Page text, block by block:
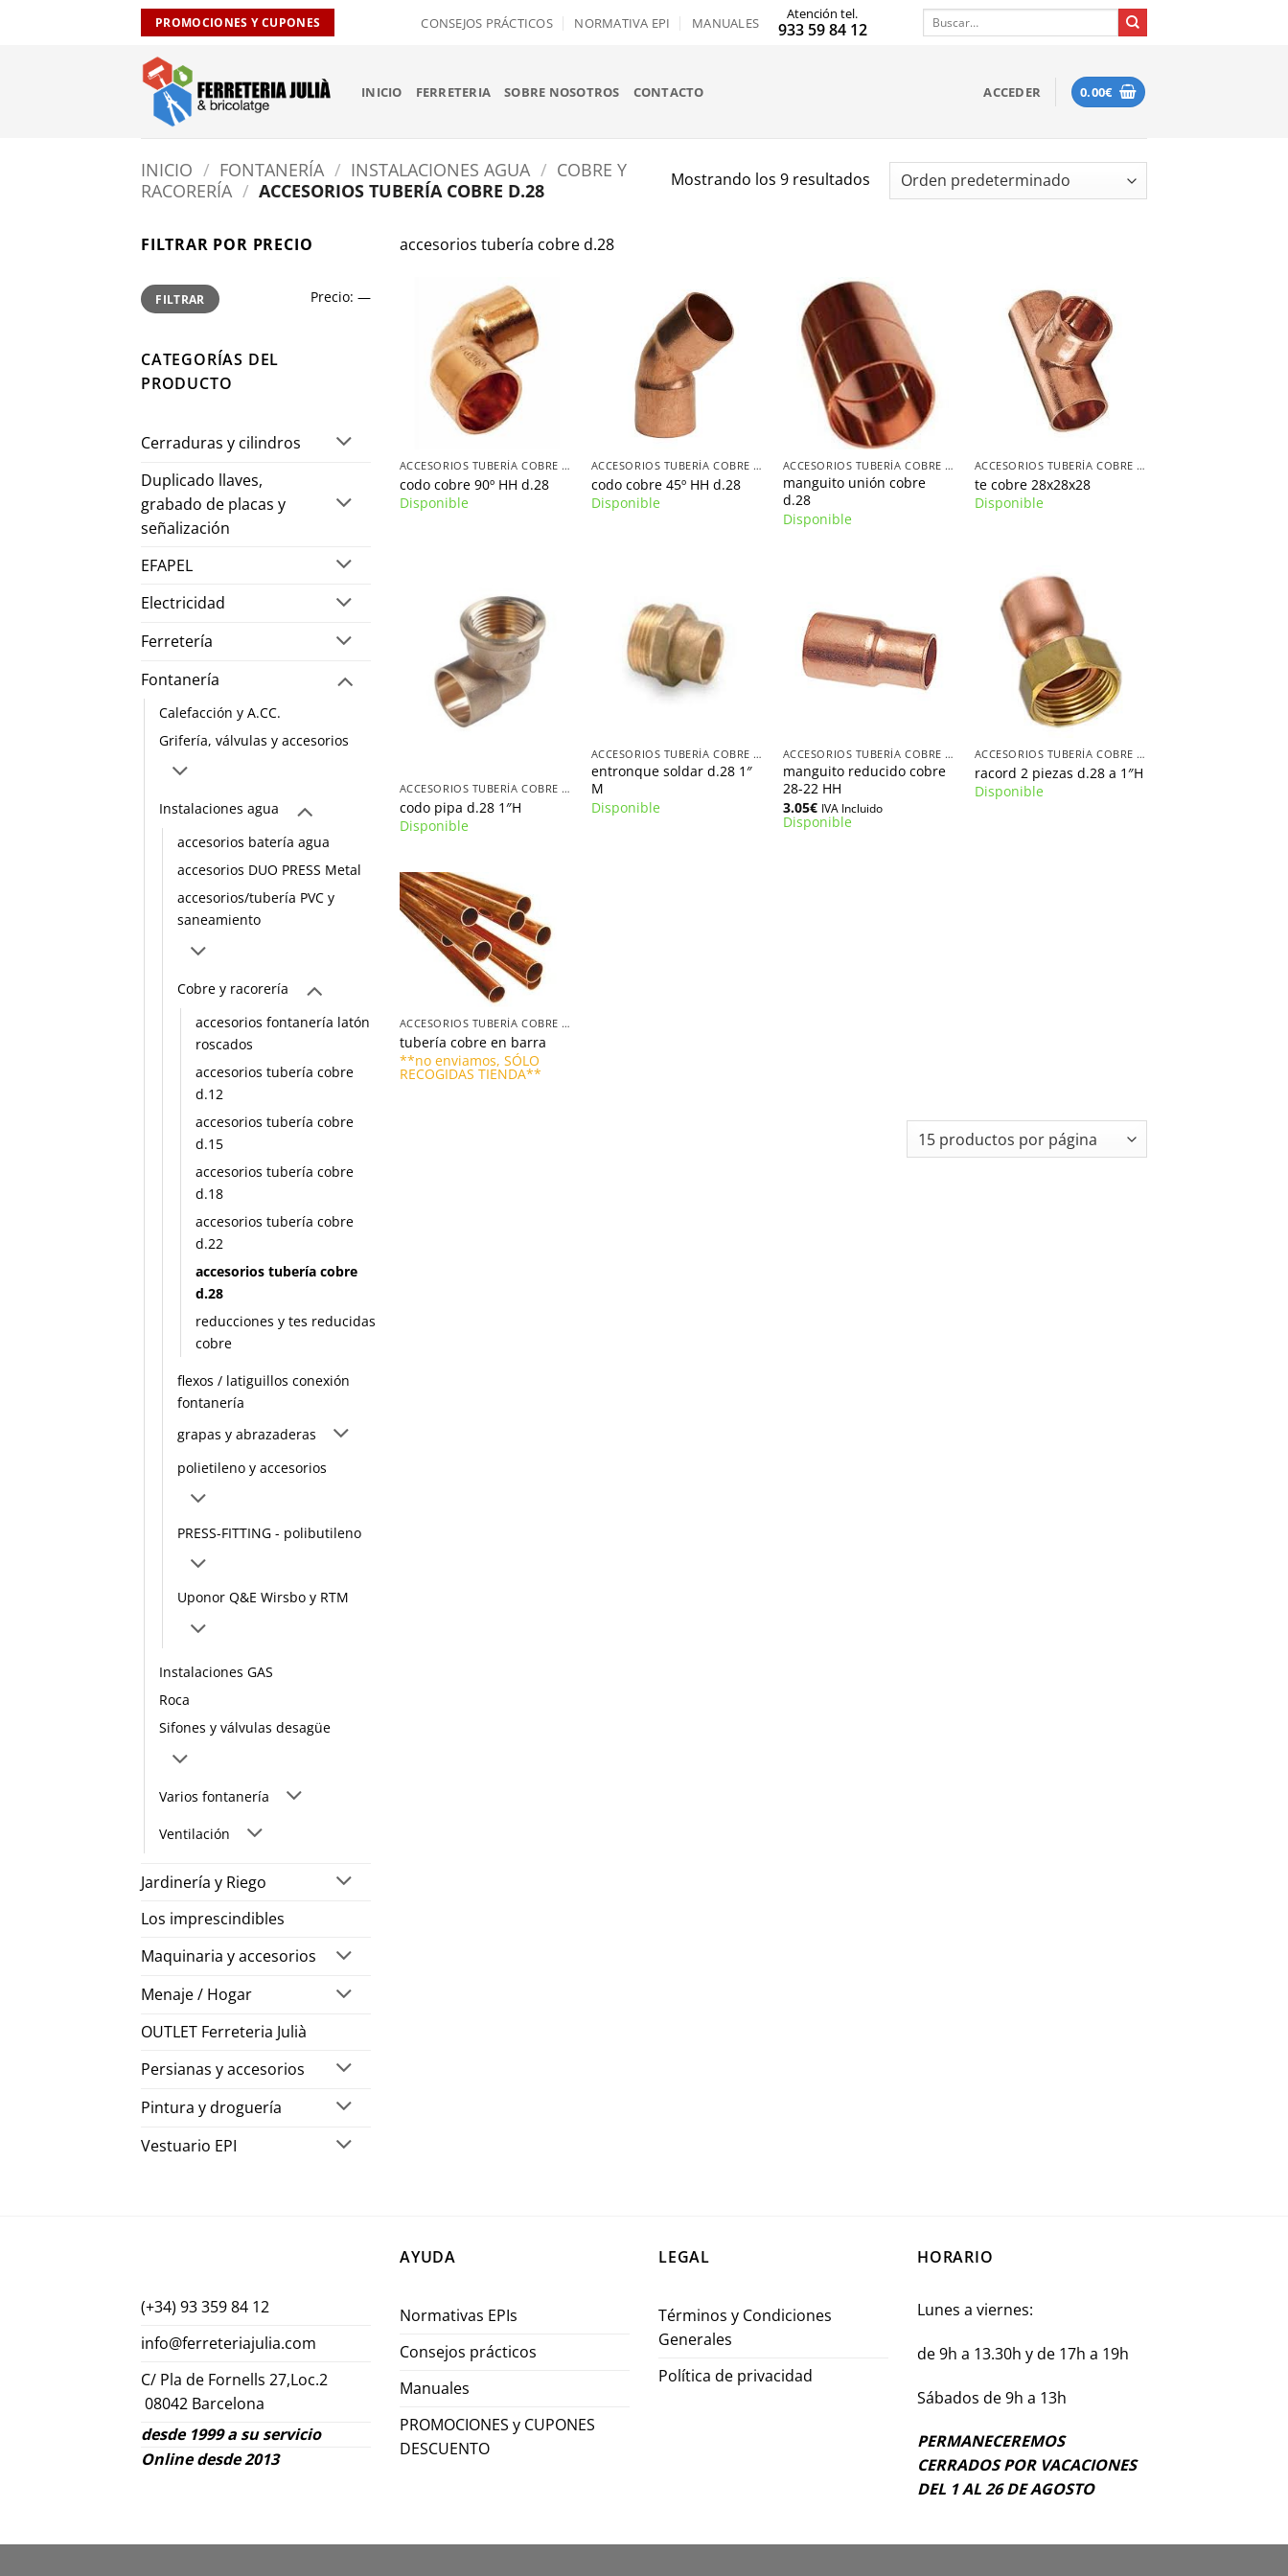
PROMOCIONES Y CUPONES CONSEJOS PRÁCTICOS NORMATIVA EPI MANUALES
Atención tel.
933 59 84 12
Buscar
INICIO FERRETERIA SOBRE NOSOTROS CONTACTO ACCEDER 0.00€
INICIO / FONTANERÍA / INSTALACIONES AGUA / COBRE Y
RACORERÍA / ACCESORIOS TUBERÍA COBRE D.28 Mostrando los 9 resultados
FILTRAR POR PRECIO
Precio
mínimo
Precio
máximo
FILTRAR Precio: —
CATEGORÍAS DEL
PRODUCTO
Cerraduras y cilindros
Duplicado llaves,
grabado de placas y
señalización
EFAPEL
Electricidad
Ferretería
Fontanería
Calefacción y A.CC.
Grifería, válvulas y accesorios
Instalaciones agua
accesorios batería agua
accesorios DUO PRESS Metal
accesorios/tubería PVC y
saneamiento
Cobre y racorería
accesorios fontanería latón
roscados
accesorios tubería cobre
d.12
accesorios tubería cobre
d.15
accesorios tubería cobre
d.18
accesorios tubería cobre
d.22
accesorios tubería cobre
d.28
reducciones y tes reducidas
cobre
flexos / latiguillos conexión
fontanería
grapas y abrazaderas
polietileno y accesorios
PRESS-FITTING - polibutileno
Uponor Q&E Wirsbo y RTM
Instalaciones GAS
Roca
Sifones y válvulas desagüe
Varios fontanería
Ventilación
Jardinería y Riego
Los imprescindibles
Maquinaria y accesorios
Menaje / Hogar
OUTLET Ferreteria Julià
Persianas y accesorios
Pintura y droguería
Vestuario EPI
accesorios tubería cobre d.28
ACCESORIOS TUBERÍA COBRE D.28
codo cobre 90º HH d.28
Disponible
ACCESORIOS TUBERÍA COBRE D.28
codo cobre 45º HH d.28
Disponible
ACCESORIOS TUBERÍA COBRE D.28
manguito unión cobre
d.28
Disponible
ACCESORIOS TUBERÍA COBRE D.28
te cobre 28x28x28
Disponible
ACCESORIOS TUBERÍA COBRE D.28
codo pipa d.28 1″H
Disponible
ACCESORIOS TUBERÍA COBRE D.28
entronque soldar d.28 1″
M
Disponible
ACCESORIOS TUBERÍA COBRE D.22
manguito reducido cobre
28-22 HH
3.05€ IVA Incluido
Disponible
ACCESORIOS TUBERÍA COBRE D.28
racord 2 piezas d.28 a 1″H
Disponible
ACCESORIOS TUBERÍA COBRE D.12
tubería cobre en barra
**no enviamos, SÓLO
RECOGIDAS TIENDA**
(+34) 93 359 84 12
info@ferreteriajulia.com
C/ Pla de Fornells 27,Loc.2
08042 Barcelona
desde 1999 a su servicio
Online desde 2013
AYUDA
Normativas EPIs
Consejos prácticos
Manuales
PROMOCIONES y CUPONES
DESCUENTO
LEGAL
Términos y Condiciones
Generales
Política de privacidad
HORARIO
Lunes a viernes:
de 9h a 13.30h y de 17h a 19h
Sábados de 9h a 13h
PERMANECEREMOS
CERRADOS POR VACACIONES
DEL 1 AL 26 DE AGOSTO